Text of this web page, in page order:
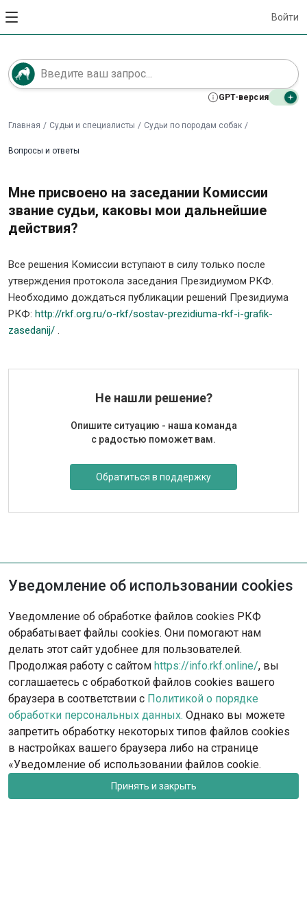
Войти
GPT-версия
Главная / Судьи и специалисты / Судьи по породам собак /
Вопросы и ответы
Мне присвоено на заседании Комиссии
звание судьи, каковы мои дальнейшие
действия?
Все решения Комиссии вступают в силу только после
утверждения протокола заседания Президиумом РКФ.
Необходимо дождаться публикации решений Президиума
РКФ: http://rkf.org.ru/o-rkf/sostav-prezidiuma-rkf-i-grafik-
zasedanij/ .
Не нашли решение?
Опишите ситуацию - наша команда
с радостью поможет вам.
Обратиться в поддержку
Уведомление об использовании cookies
Уведомление об обработке файлов cookies РКФ
обрабатывает файлы cookies. Они помогают нам
делать этот сайт удобнее для пользователей.
Продолжая работу с сайтом https://info.rkf.online/, вы
соглашаетесь с обработкой файлов cookies вашего
браузера в соответствии с Политикой о порядке
обработки персональных данных. Однако вы можете
запретить обработку некоторых типов файлов cookies
в настройках вашего браузера либо на странице
«Уведомление об использовании файлов cookie.
Принять и закрыть